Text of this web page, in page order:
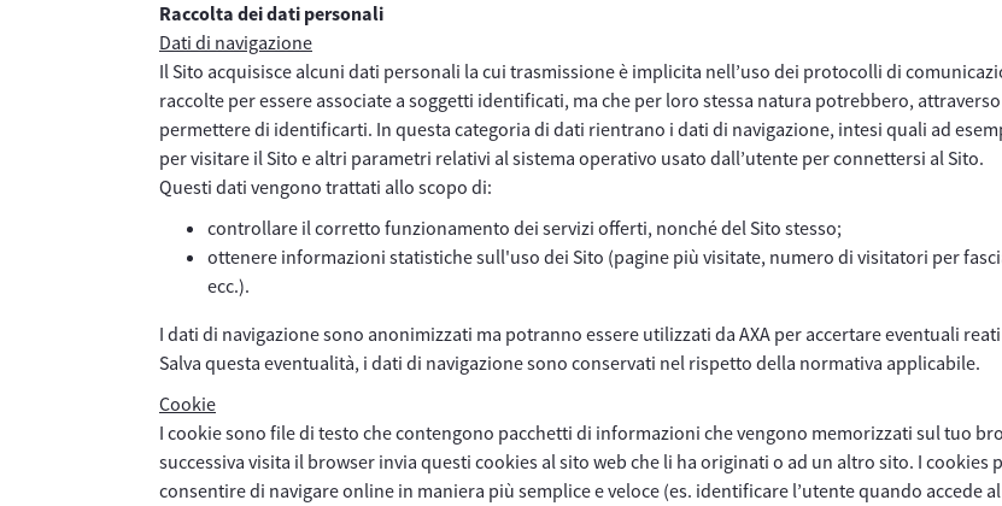
Raccolta dei dati personali
Dati di navigazione
Il Sito acquisisce alcuni dati personali la cui trasmissione è implicita nell’uso dei protocolli di
raccolte per essere associate a soggetti identificati, ma che per loro stessa natura potrebbero,
permettere di identificarti. In questa categoria di dati rientrano i dati di navigazione, intesi quali ad
per visitare il Sito e altri parametri relativi al sistema operativo usato dall’utente per connettersi al Sito.
Questi dati vengono trattati allo scopo di:
controllare il corretto funzionamento dei servizi offerti, nonché del Sito stesso;
ottenere informazioni statistiche sull'uso dei Sito (pagine più visitate, numero di visitatori per
ecc.).
I dati di navigazione sono anonimizzati ma potranno essere utilizzati da AXA per accertare eventuali
Salva questa eventualità, i dati di navigazione sono conservati nel rispetto della normativa applicabile.
Cookie
I cookie sono file di testo che contengono pacchetti di informazioni che vengono memorizzati sul tuo
successiva visita il browser invia questi cookies al sito web che li ha originati o ad un altro sito. I
consentire di navigare online in maniera più semplice e veloce (es. identificare l’utente quando accede